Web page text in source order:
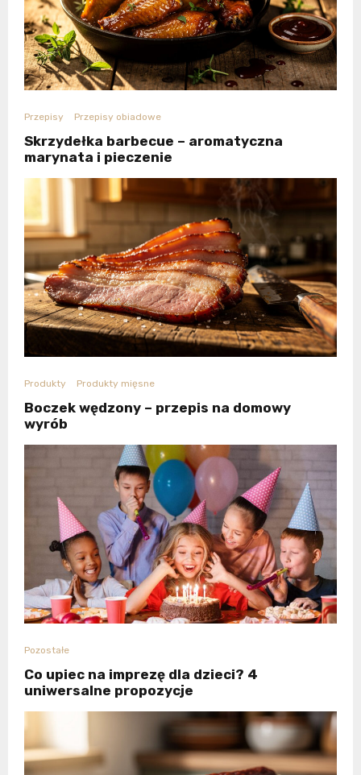
Przepisy Przepisy obiadowe
Skrzydełka barbecue – aromatyczna
marynata i pieczenie
Produkty Produkty mięsne
Boczek wędzony – przepis na domowy
wyrób
Pozostałe
Co upiec na imprezę dla dzieci? 4
uniwersalne propozycje